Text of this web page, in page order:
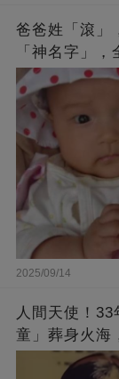
爸爸姓「滾」
「神名字」
2025/09/14
人間天使！
童」葬身火海
崩：真正的英